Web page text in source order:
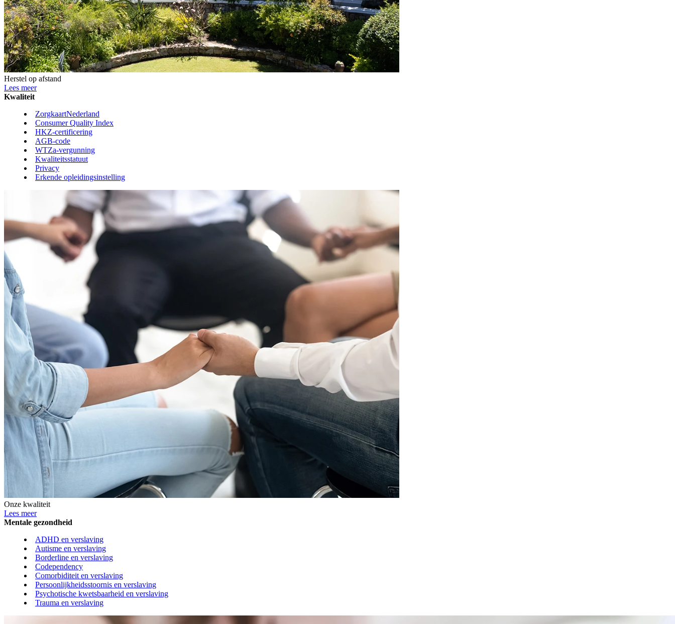
Herstel op afstand
Lees meer
Kwaliteit
ZorgkaartNederland
Consumer Quality Index
HKZ-certificering
AGB-code
WTZa-vergunning
Kwaliteitsstatuut
Privacy
Erkende opleidingsinstelling
Onze kwaliteit
Lees meer
Mentale gezondheid
ADHD en verslaving
Autisme en verslaving
Borderline en verslaving
Codependency
Comorbiditeit en verslaving
Persoonlijkheidsstoornis en verslaving
Psychotische kwetsbaarheid en verslaving
Trauma en verslaving